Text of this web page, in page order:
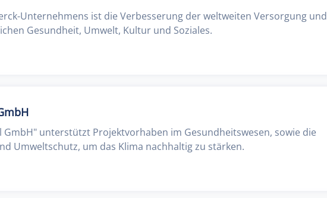
Unternehmens ist die Verbesserung der weltweiten Versorgung und
Gesundheit, Umwelt, Kultur und Soziales.
GmbH" unterstützt Projektvorhaben im Gesundheitswesen, sowie die
Umweltschutz, um das Klima nachhaltig zu stärken.